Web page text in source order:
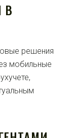
В
решения
мобильные